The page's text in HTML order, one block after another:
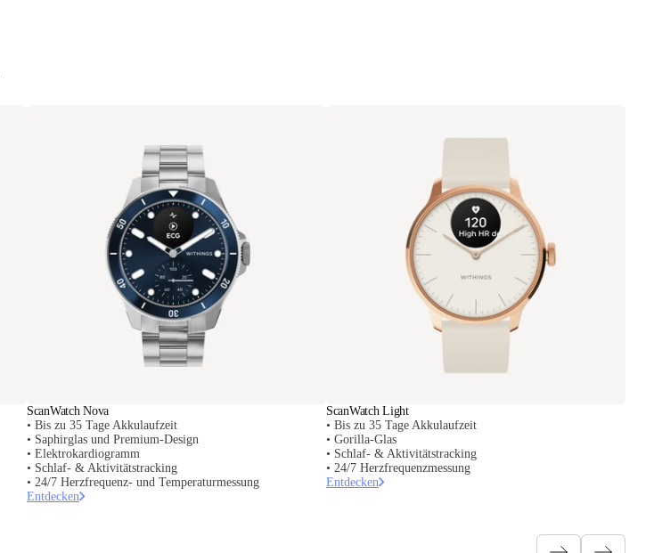
ScanWatch Nova
• Bis zu 35 Tage Akkulaufzeit
• Saphirglas und Premium-Design
• Elektrokardiogramm
• Schlaf- & Aktivitätstracking
• 24/7 Herzfrequenz- und Temperaturmessung
Entdecken
ScanWatch Light
• Bis zu 35 Tage Akkulaufzeit
• Gorilla-Glas
• Schlaf- & Aktivitätstracking
• 24/7 Herzfrequenzmessung
Entdecken